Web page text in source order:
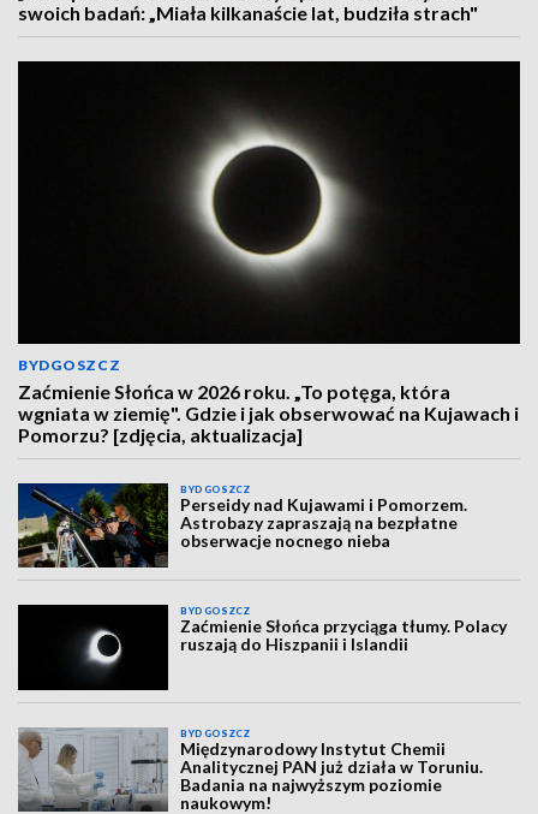
swoich badań: „Miała kilkanaście lat, budziła strach"
BYDGOSZCZ
Zaćmienie Słońca w 2026 roku. „To potęga, która
wgniata w ziemię". Gdzie i jak obserwować na Kujawach i
Pomorzu? [zdjęcia, aktualizacja]
BYDGOSZCZ
Perseidy nad Kujawami i Pomorzem.
Astrobazy zapraszają na bezpłatne
obserwacje nocnego nieba
BYDGOSZCZ
Zaćmienie Słońca przyciąga tłumy. Polacy
ruszają do Hiszpanii i Islandii
BYDGOSZCZ
Międzynarodowy Instytut Chemii
Analitycznej PAN już działa w Toruniu.
Badania na najwyższym poziomie
naukowym!